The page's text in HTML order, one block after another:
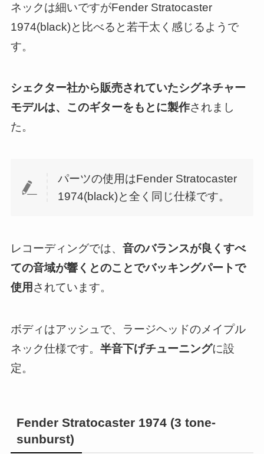
ネックは細いですがFender Stratocaster
1974(black)と比べると若干太く感じるようで
す。
シェクター社から販売されていたシグネチャー
モデルは、このギターをもとに製作されまし
た。
パーツの使用はFender Stratocaster
1974(black)と全く同じ仕様です。
レコーディングでは、 音のバランスが良くすべ
ての音域が響くとのことでバッキングパートで
使用 されています。
ボディはアッシュで、ラージヘッドのメイプル
ネック仕様です。 半音下げチューニングに設
定。
Fender Stratocaster 1974 (3 tone-
sunburst)